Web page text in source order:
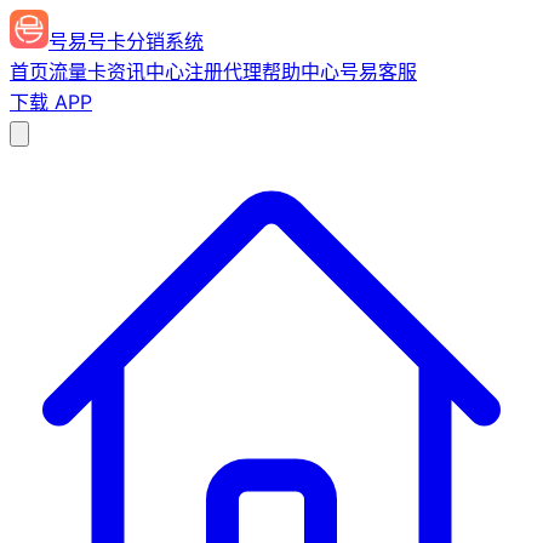
号易号卡分销系统
首页流量卡资讯中心注册代理帮助中心号易客服
下载 APP